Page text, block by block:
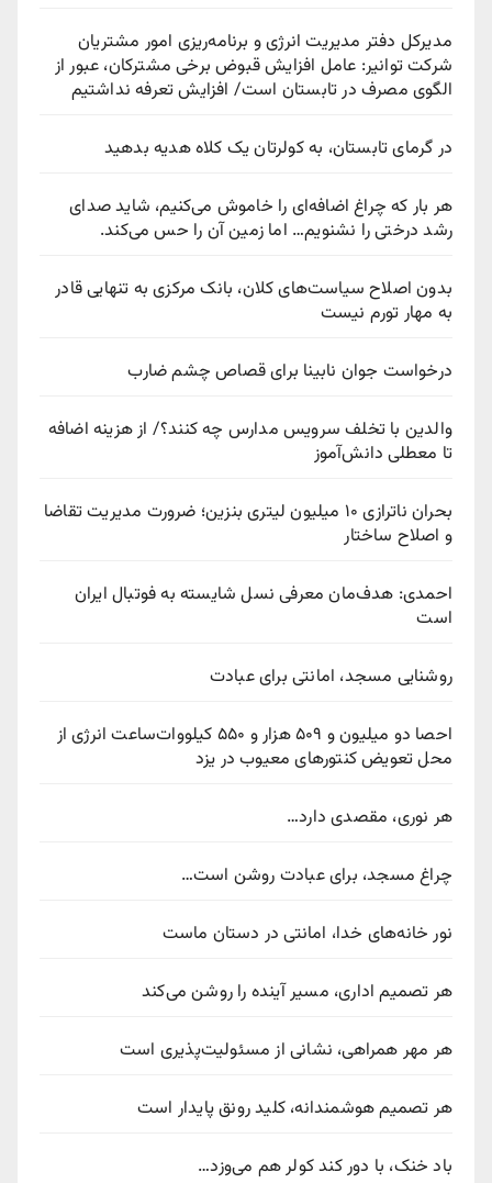
مدیرکل دفتر مدیریت انرژی و برنامه‌ریزی امور مشتریان
شرکت توانیر: عامل افزایش قبوض برخی مشترکان، عبور از
الگوی مصرف در تابستان است/ افزایش تعرفه نداشتیم
در گرمای تابستان، به کولرتان یک کلاه هدیه بدهید
هر بار که چراغ اضافه‌ای را خاموش می‌کنیم، شاید صدای
رشد درختی را نشنویم… اما زمین آن را حس می‌کند.
بدون اصلاح سیاست‌های کلان، بانک مرکزی به تنهایی قادر
به مهار تورم نیست
درخواست جوان نابینا برای قصاص چشم ضارب
والدین با تخلف سرویس مدارس چه کنند؟/ از هزینه اضافه
تا معطلی دانش‌آموز
بحران ناترازی ۱۰ میلیون لیتری بنزین؛ ضرورت مدیریت تقاضا
و اصلاح ساختار
احمدی: هدف‌مان معرفی نسل شایسته به فوتبال ایران
است
روشنایی مسجد، امانتی برای عبادت
احصا دو میلیون و ۵۰۹ هزار و ۵۵۰ کیلووات‌ساعت انرژی از
محل تعویض کنتورهای معیوب در یزد
هر نوری، مقصدی دارد…
چراغ مسجد، برای عبادت روشن است…
نور خانه‌های خدا، امانتی در دستان ماست
هر تصمیم اداری، مسیر آینده را روشن می‌کند
هر مهر همراهی، نشانی از مسئولیت‌پذیری است
هر تصمیم هوشمندانه، کلید رونق پایدار است
باد خنک، با دور کند کولر هم می‌وزد…